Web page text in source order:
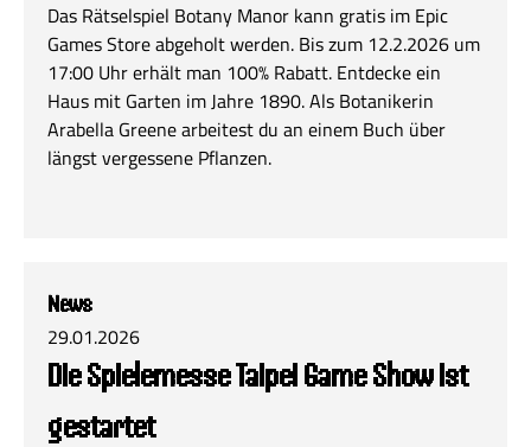
Das Rätselspiel Botany Manor kann gratis im Epic
Games Store abgeholt werden. Bis zum 12.2.2026 um
17:00 Uhr erhält man 100% Rabatt. Entdecke ein
Haus mit Garten im Jahre 1890. Als Botanikerin
Arabella Greene arbeitest du an einem Buch über
längst vergessene Pflanzen.
News
29.01.2026
Die Spielemesse Taipei Game Show ist
gestartet